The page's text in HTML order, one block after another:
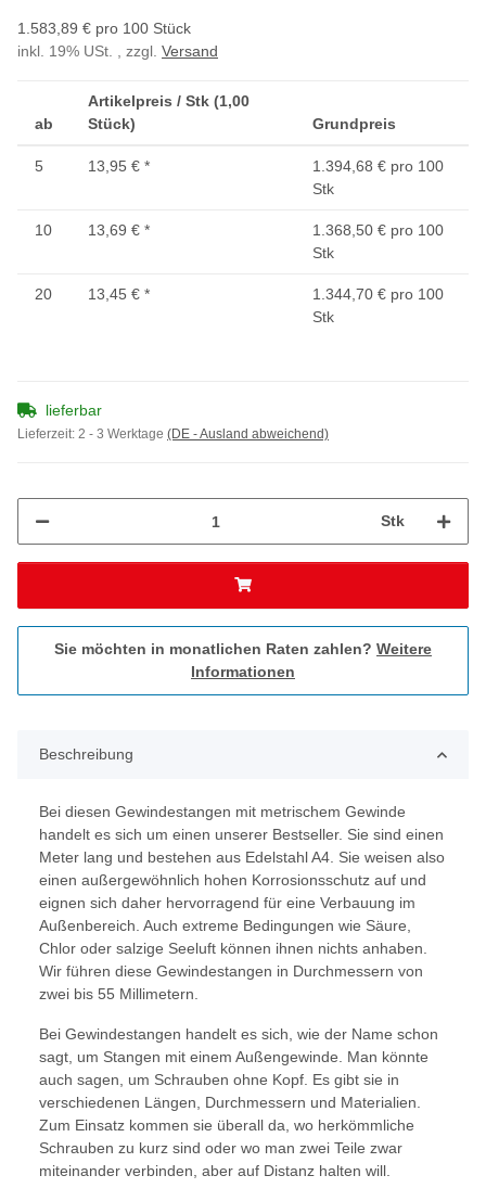
1.583,89 € pro 100 Stück
inkl. 19% USt. , zzgl. Versand
ab
Artikelpreis / Stk (1,00
Stück)
Grundpreis
5 13,95 € *
1.394,68 € pro 100
Stk
10 13,69 € *
1.368,50 € pro 100
Stk
20 13,45 € *
1.344,70 € pro 100
Stk
lieferbar
Lieferzeit: 2 - 3 Werktage (DE - Ausland abweichend)
Stk
Sie möchten in monatlichen Raten zahlen? Weitere
Informationen
Beschreibung
Bei diesen Gewindestangen mit metrischem Gewinde
handelt es sich um einen unserer Bestseller. Sie sind einen
Meter lang und bestehen aus Edelstahl A4. Sie weisen also
einen außergewöhnlich hohen Korrosionsschutz auf und
eignen sich daher hervorragend für eine Verbauung im
Außenbereich. Auch extreme Bedingungen wie Säure,
Chlor oder salzige Seeluft können ihnen nichts anhaben.
Wir führen diese Gewindestangen in Durchmessern von
zwei bis 55 Millimetern.
Bei Gewindestangen handelt es sich, wie der Name schon
sagt, um Stangen mit einem Außengewinde. Man könnte
auch sagen, um Schrauben ohne Kopf. Es gibt sie in
verschiedenen Längen, Durchmessern und Materialien.
Zum Einsatz kommen sie überall da, wo herkömmliche
Schrauben zu kurz sind oder wo man zwei Teile zwar
miteinander verbinden, aber auf Distanz halten will.